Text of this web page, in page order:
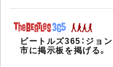
ビートルズ365：ジョ
市に掲示板を掲げる。